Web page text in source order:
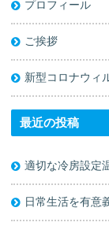
プロフィール
ご挨拶
新型コロナウィ
最近の投稿
適切な冷房設定
日常生活を有意